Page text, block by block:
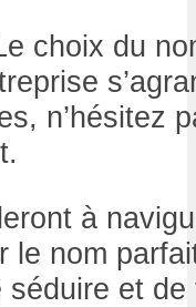
choix du
n’hésitez
à
le nom
séduire et